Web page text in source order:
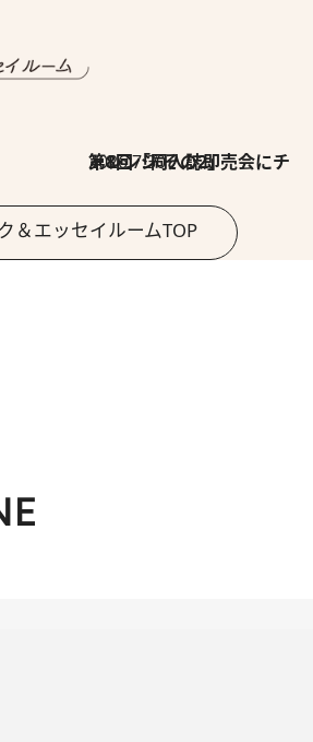
2026.7.30
第8回「同人誌即売会にチャレンジ その2」
＆エッセイルームTOP